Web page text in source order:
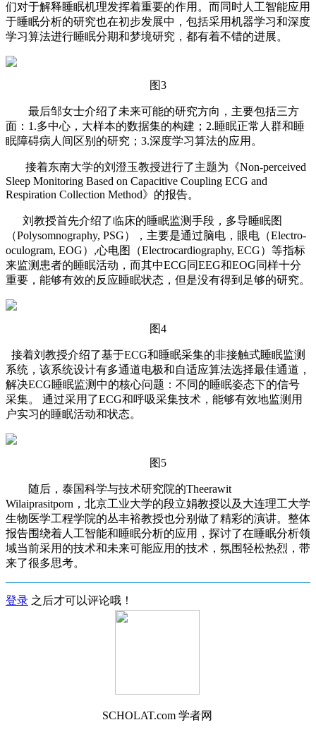
们对于解释睡眠机理发挥着重要的作用。而同时人工智能应用
于睡眠分析的研究也在初步发展中，包括采用机器学习和深度
学习算法进行睡眠分期和梦境研究，都有着不错的进展。
图3
最后邹女士介绍了未来可能的研究方向，主要包括三方
面：1.多中心，大样本的数据集的构建；2.睡眠正常人群和睡
眠障碍病人间区别的研究；3.深度学习算法的应用。
接着东南大学的刘澄玉教授进行了主题为《Non-perceived
Sleep Monitoring Based on Capacitive Coupling ECG and
Respiration Collection Method》的报告。
刘教授首先介绍了临床的睡眠监测手段，多导睡眠图
（Polysomnography, PSG），主要是通过脑电，眼电（Electro-
oculogram, EOG）,心电图（Electrocardiography, ECG）等指标
来监测患者的睡眠活动，而其中ECG同EEG和EOG同样十分
重要，能够有效的反应睡眠状态，但是没有得到足够的研究。
图4
接着刘教授介绍了基于ECG和睡眠采集的非接触式睡眠监测
系统，该系统设计有多通道电极和自适应算法选择最佳通道，
解决ECG睡眠监测中的核心问题：不同的睡眠姿态下的信号
采集。 通过采用了ECG和呼吸采集技术，能够有效地监测用
户实习的睡眠活动和状态。
图5
随后，泰国科学与技术研究院的Theerawit
Wilaiprasitporn，北京工业大学的段立娟教授以及大连理工大学
生物医学工程学院的丛丰裕教授也分别做了精彩的演讲。整体
报告围绕着人工智能和睡眠分析的应用，探讨了在睡眠分析领
域当前采用的技术和未来可能应用的技术，氛围轻松热烈，带
来了很多思考。
登录 之后才可以评论哦！
SCHOLAT.com 学者网